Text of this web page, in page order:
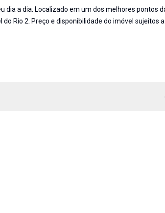
dia a dia. Localizado em um dos melhores pontos
Rio 2. Preço e disponibilidade do imóvel sujeitos a